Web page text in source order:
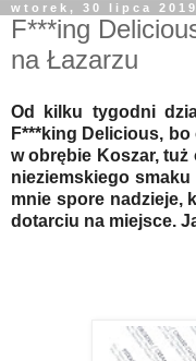
wtorek, 30 lipca 2019
F***ing
na Łazarzu
Od kilku tygodni
F***king Delicious,
w obrębie Koszar,
nieziemskiego smaku
mnie spore nadzieje,
dotarciu na miejsce.